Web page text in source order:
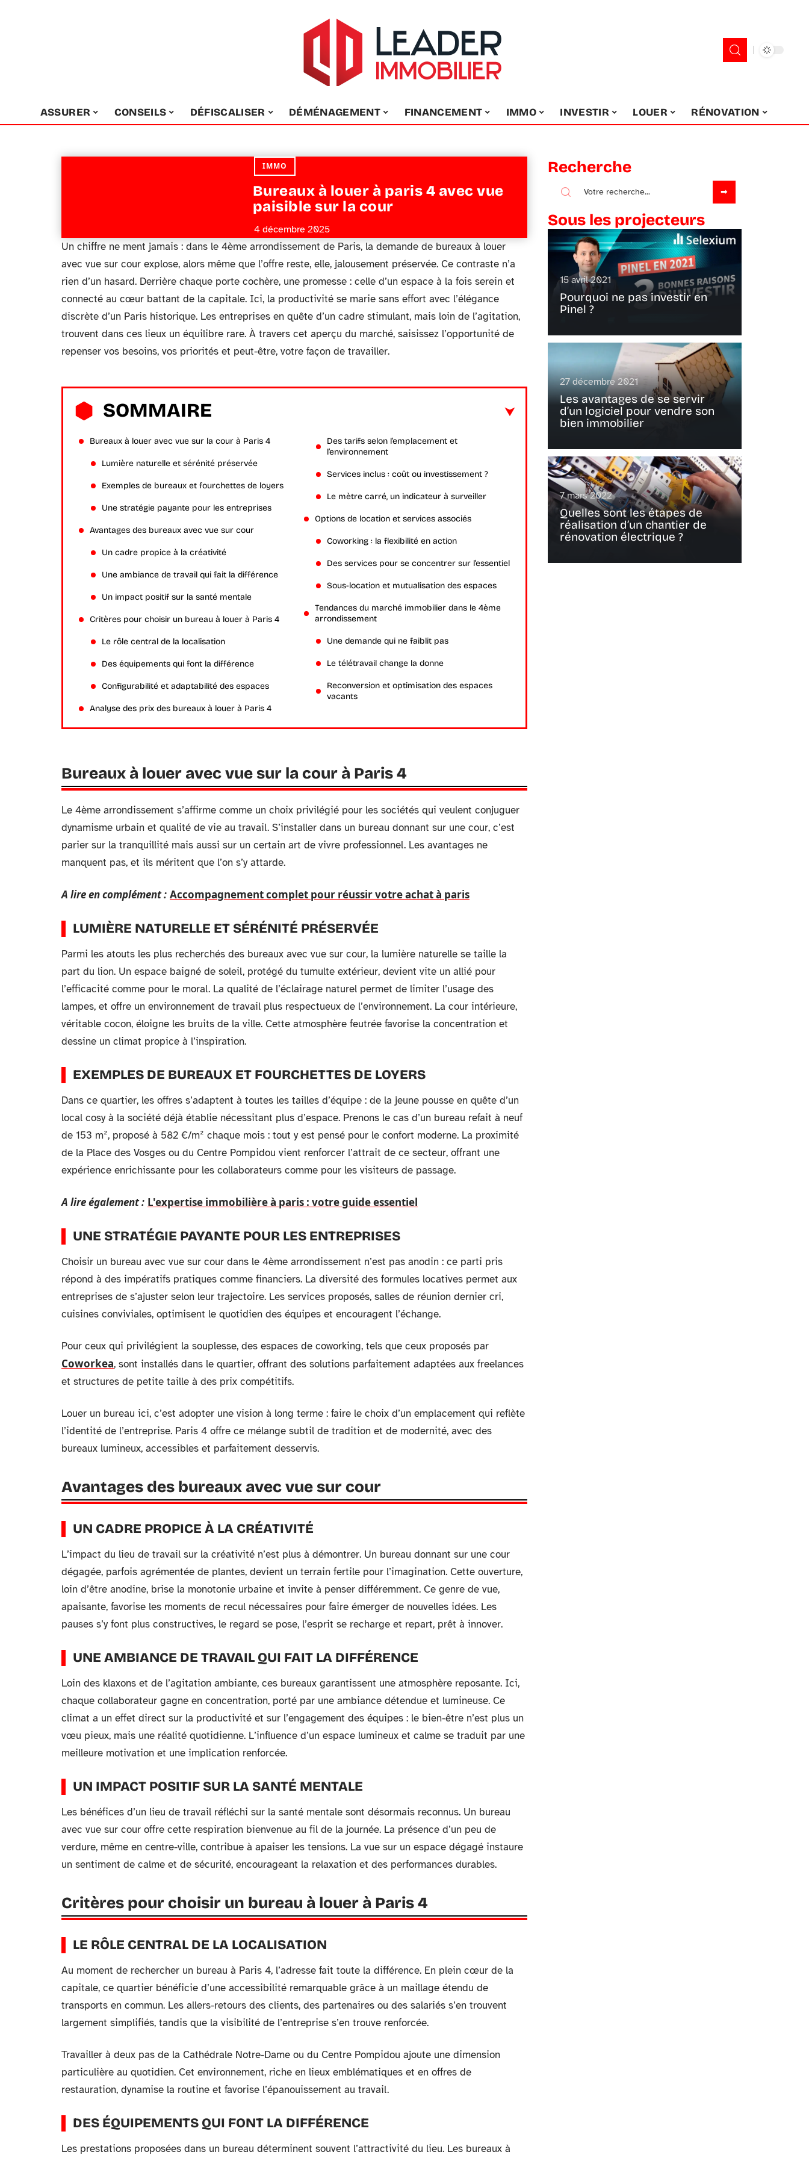
ASSURER CONSEILS DÉFISCALISER DÉMÉNAGEMENT FINANCEMENT IMMO INVESTIR LOUER RÉNOVATION
IMMO
Bureaux à louer à paris 4 avec vue
paisible sur la cour
4 décembre 2025
Un chiffre ne ment jamais : dans le 4ème arrondissement de Paris, la demande de bureaux à louer
avec vue sur cour explose, alors même que l’offre reste, elle, jalousement préservée. Ce contraste n’a
rien d’un hasard. Derrière chaque porte cochère, une promesse : celle d’un espace à la fois serein et
connecté au cœur battant de la capitale. Ici, la productivité se marie sans effort avec l’élégance
discrète d’un Paris historique. Les entreprises en quête d’un cadre stimulant, mais loin de l’agitation,
trouvent dans ces lieux un équilibre rare. À travers cet aperçu du marché, saisissez l’opportunité de
repenser vos besoins, vos priorités et peut-être, votre façon de travailler.
SOMMAIRE
Bureaux à louer avec vue sur la cour à Paris 4
Lumière naturelle et sérénité préservée
Exemples de bureaux et fourchettes de loyers
Une stratégie payante pour les entreprises
Avantages des bureaux avec vue sur cour
Un cadre propice à la créativité
Une ambiance de travail qui fait la différence
Un impact positif sur la santé mentale
Critères pour choisir un bureau à louer à Paris 4
Le rôle central de la localisation
Des équipements qui font la différence
Configurabilité et adaptabilité des espaces
Analyse des prix des bureaux à louer à Paris 4
Des tarifs selon l’emplacement et
l’environnement
Services inclus : coût ou investissement ?
Le mètre carré, un indicateur à surveiller
Options de location et services associés
Coworking : la flexibilité en action
Des services pour se concentrer sur l’essentiel
Sous-location et mutualisation des espaces
Tendances du marché immobilier dans le 4ème
arrondissement
Une demande qui ne faiblit pas
Le télétravail change la donne
Reconversion et optimisation des espaces
vacants
Bureaux à louer avec vue sur la cour à Paris 4
Le 4ème arrondissement s’affirme comme un choix privilégié pour les sociétés qui veulent conjuguer
dynamisme urbain et qualité de vie au travail. S’installer dans un bureau donnant sur une cour, c’est
parier sur la tranquillité mais aussi sur un certain art de vivre professionnel. Les avantages ne
manquent pas, et ils méritent que l’on s’y attarde.
A lire en complément : Accompagnement complet pour réussir votre achat à paris
LUMIÈRE NATURELLE ET SÉRÉNITÉ PRÉSERVÉE
Parmi les atouts les plus recherchés des bureaux avec vue sur cour, la lumière naturelle se taille la
part du lion. Un espace baigné de soleil, protégé du tumulte extérieur, devient vite un allié pour
l’efficacité comme pour le moral. La qualité de l’éclairage naturel permet de limiter l’usage des
lampes, et offre un environnement de travail plus respectueux de l’environnement. La cour intérieure,
véritable cocon, éloigne les bruits de la ville. Cette atmosphère feutrée favorise la concentration et
dessine un climat propice à l’inspiration.
EXEMPLES DE BUREAUX ET FOURCHETTES DE LOYERS
Dans ce quartier, les offres s’adaptent à toutes les tailles d’équipe : de la jeune pousse en quête d’un
local cosy à la société déjà établie nécessitant plus d’espace. Prenons le cas d’un bureau refait à neuf
de 153 m², proposé à 582 €/m² chaque mois : tout y est pensé pour le confort moderne. La proximité
de la Place des Vosges ou du Centre Pompidou vient renforcer l’attrait de ce secteur, offrant une
expérience enrichissante pour les collaborateurs comme pour les visiteurs de passage.
A lire également : L'expertise immobilière à paris : votre guide essentiel
UNE STRATÉGIE PAYANTE POUR LES ENTREPRISES
Choisir un bureau avec vue sur cour dans le 4ème arrondissement n’est pas anodin : ce parti pris
répond à des impératifs pratiques comme financiers. La diversité des formules locatives permet aux
entreprises de s’ajuster selon leur trajectoire. Les services proposés, salles de réunion dernier cri,
cuisines conviviales, optimisent le quotidien des équipes et encouragent l’échange.
Pour ceux qui privilégient la souplesse, des espaces de coworking, tels que ceux proposés par
Coworkea, sont installés dans le quartier, offrant des solutions parfaitement adaptées aux freelances
et structures de petite taille à des prix compétitifs.
Louer un bureau ici, c’est adopter une vision à long terme : faire le choix d’un emplacement qui reflète
l’identité de l’entreprise. Paris 4 offre ce mélange subtil de tradition et de modernité, avec des
bureaux lumineux, accessibles et parfaitement desservis.
Avantages des bureaux avec vue sur cour
UN CADRE PROPICE À LA CRÉATIVITÉ
L’impact du lieu de travail sur la créativité n’est plus à démontrer. Un bureau donnant sur une cour
dégagée, parfois agrémentée de plantes, devient un terrain fertile pour l’imagination. Cette ouverture,
loin d’être anodine, brise la monotonie urbaine et invite à penser différemment. Ce genre de vue,
apaisante, favorise les moments de recul nécessaires pour faire émerger de nouvelles idées. Les
pauses s’y font plus constructives, le regard se pose, l’esprit se recharge et repart, prêt à innover.
UNE AMBIANCE DE TRAVAIL QUI FAIT LA DIFFÉRENCE
Loin des klaxons et de l’agitation ambiante, ces bureaux garantissent une atmosphère reposante. Ici,
chaque collaborateur gagne en concentration, porté par une ambiance détendue et lumineuse. Ce
climat a un effet direct sur la productivité et sur l’engagement des équipes : le bien-être n’est plus un
vœu pieux, mais une réalité quotidienne. L’influence d’un espace lumineux et calme se traduit par une
meilleure motivation et une implication renforcée.
UN IMPACT POSITIF SUR LA SANTÉ MENTALE
Les bénéfices d’un lieu de travail réfléchi sur la santé mentale sont désormais reconnus. Un bureau
avec vue sur cour offre cette respiration bienvenue au fil de la journée. La présence d’un peu de
verdure, même en centre-ville, contribue à apaiser les tensions. La vue sur un espace dégagé instaure
un sentiment de calme et de sécurité, encourageant la relaxation et des performances durables.
Critères pour choisir un bureau à louer à Paris 4
LE RÔLE CENTRAL DE LA LOCALISATION
Au moment de rechercher un bureau à Paris 4, l’adresse fait toute la différence. En plein cœur de la
capitale, ce quartier bénéficie d’une accessibilité remarquable grâce à un maillage étendu de
transports en commun. Les allers-retours des clients, des partenaires ou des salariés s’en trouvent
largement simplifiés, tandis que la visibilité de l’entreprise s’en trouve renforcée.
Travailler à deux pas de la Cathédrale Notre-Dame ou du Centre Pompidou ajoute une dimension
particulière au quotidien. Cet environnement, riche en lieux emblématiques et en offres de
restauration, dynamise la routine et favorise l’épanouissement au travail.
DES ÉQUIPEMENTS QUI FONT LA DIFFÉRENCE
Les prestations proposées dans un bureau déterminent souvent l’attractivité du lieu. Les bureaux à
Recherche
Sous les projecteurs
15 avril 2021
Pourquoi ne pas investir en
Pinel ?
27 décembre 2021
Les avantages de se servir
d’un logiciel pour vendre son
bien immobilier
7 mars 2022
Quelles sont les étapes de
réalisation d’un chantier de
rénovation électrique ?